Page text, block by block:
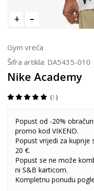
Gym vreća
Šifra artikla: DA5435-010
Nike Academy
1
Popust od -20%
promo kod VIKEND.
Popust vrijedi za
20 €.
Popust se ne može
ni S&B karticom.
Kompletnu ponudu